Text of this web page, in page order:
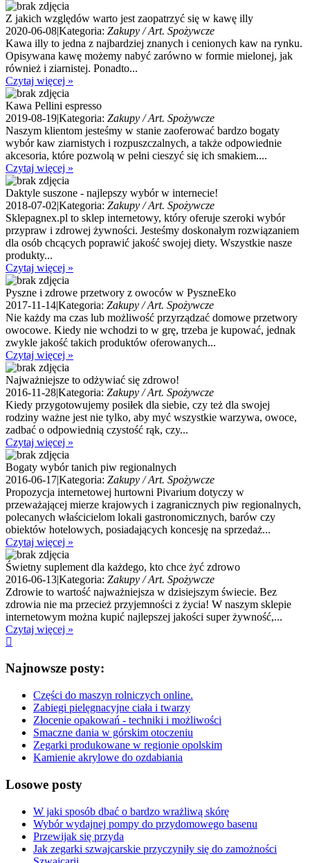
Z jakich względów warto jest zaopatrzyć się w kawę illy
2020-06-08|Kategoria: Zakupy / Art. Spożywcze
Kawa illy to jedna z najbardziej znanych i cenionych kaw na rynku.
Opisywana kawę możemy nabyć zarówno w formie mielonej, jak
również i ziarnistej. Ponadto...
Czytaj więcej »
Kawa Pellini espresso
2019-08-19|Kategoria: Zakupy / Art. Spożywcze
Naszym klientom jesteśmy w stanie zaoferować bardzo bogaty
wybór kaw ziarnistych i rozpuszczalnych, a także odpowiednie
akcesoria, które pozwolą w pełni cieszyć się ich smakiem....
Czytaj więcej »
Daktyle suszone - najlepszy wybór w internecie!
2018-07-02|Kategoria: Zakupy / Art. Spożywcze
Sklepagnex.pl to sklep internetowy, który oferuje szeroki wybór
przypraw i zdrowej żywności. Jesteśmy doskonałym rozwiązaniem
dla osób chcących poprawić jakość swojej diety. Wszystkie nasze
produkty...
Czytaj więcej »
Pyszne i zdrowe przetwory z owoców w PyszneEko
2017-11-14|Kategoria: Zakupy / Art. Spożywcze
Nie każdy ma czas lub możliwość przyrządzać domowe przetwory
owocowe. Kiedy nie wchodzi to w grę, trzeba je kupować, jednak
zwykle jakość takich produktów oferowanych...
Czytaj więcej »
Najważniejsze to odżywiać się zdrowo!
2016-11-28|Kategoria: Zakupy / Art. Spożywcze
Kiedy przygotowujemy posiłek dla siebie, czy też dla swojej
rodziny ważne jest nie tylko, aby myć wszystkie warzywa, owoce,
zadbać o odpowiednią czystość rąk, czy...
Czytaj więcej »
Bogaty wybór tanich piw regionalnych
2016-06-17|Kategoria: Zakupy / Art. Spożywcze
Propozycja internetowej hurtowni Pivarium dotyczy w
przeważającej mierze krajowych i zagranicznych piw regionalnych,
polecanych właścicielom lokali gastronomicznych, barów czy
obiektów hotelowych, posiadających koncesję na sprzedaż...
Czytaj więcej »
Świetny suplement dla każdego, kto chce żyć zdrowo
2016-06-13|Kategoria: Zakupy / Art. Spożywcze
Zdrowie to wartość najważniejsza w dzisiejszym świecie. Bez
zdrowia nie ma przecież przyjemności z życia! W naszym sklepie
internetowym można kupić najlepszej jakości super żywność,...
Czytaj więcej »
Najnowsze posty:
Części do maszyn rolniczych online.
Zabiegi pielęgnacyjne ciała i twarzy
Złocenie opakowań - techniki i możliwości
Smaczne dania w górskim otoczeniu
Zegarki produkowane w regionie opolskim
Kamienie akrylowe do ozdabiania
Losowe posty
W jaki sposób dbać o bardzo wrażliwą skórę
Wybór wydajnej pompy do przydomowego basenu
Przewijak się przyda
Jak zegarki szwajcarskie przyczyniły się do zamożności